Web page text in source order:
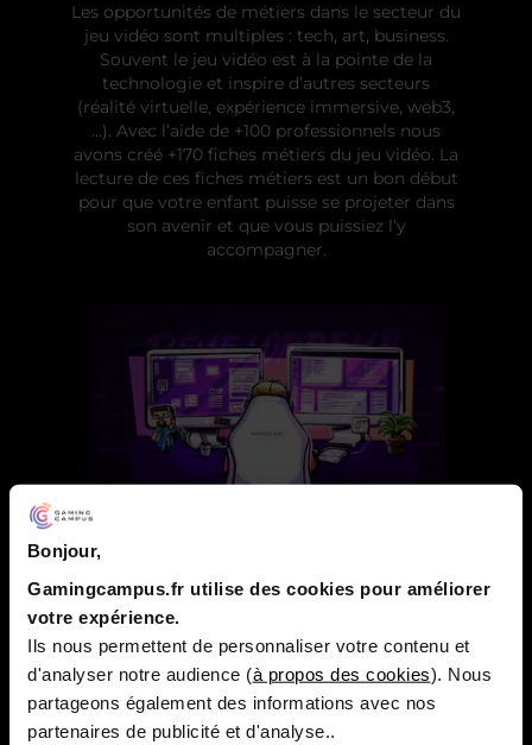
Bonjour,
Gamingcampus.fr utilise des cookies pour améliorer
votre expérience.
Ils nous permettent de personnaliser votre contenu et
d'analyser notre audience (à propos des cookies). Nous
partageons également des informations avec nos
partenaires de publicité et d'analyse..
Les opportunités de métiers dans le secteur du
jeu vidéo sont multiples : tech, art, business.
Souvent le jeu vidéo est à la pointe de la
technologie et inspire d’autres secteurs
(réalité virtuelle, expérience immersive, web3,
…). Avec l’aide de +100 professionnels nous
avons créé +170 fiches métiers du jeu vidéo. La
lecture de ces fiches métiers est un bon début
pour que votre enfant puisse se projeter dans
son avenir et que vous puissiez l’y
accompagner.